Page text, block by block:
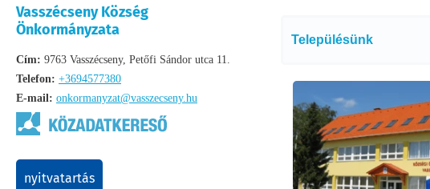
Vasszécseny Község
Önkormányzata
Cím: 9763 Vasszécseny, Petőfi Sándor utca 11.
Telefon: +3694577380
E-mail: onkormanyzat@vasszecseny.hu
nyitvatartás
Településünk